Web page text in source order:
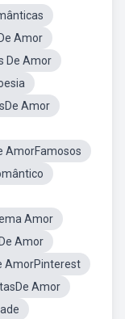
Amor
De Amor
Amor
AmorFamosos
Amor
Amor
AmorPinterest
Amor